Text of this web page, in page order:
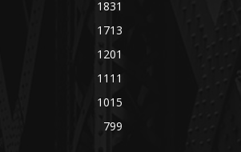
1831
1713
1201
1111
1015
799